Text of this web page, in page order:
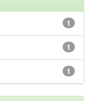
1
1
1